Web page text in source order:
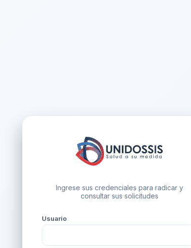
Ingrese sus credenciales para radicar y
consultar sus solicitudes
Usuario